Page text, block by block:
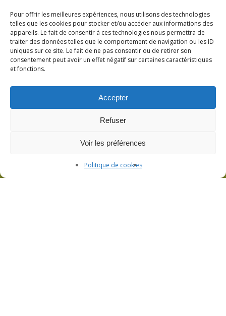
Pour offrir les meilleures expériences, nous utilisons des technologies
telles que les cookies pour stocker et/ou accéder aux informations des
appareils. Le fait de consentir à ces technologies nous permettra de
traiter des données telles que le comportement de navigation ou les ID
uniques sur ce site. Le fait de ne pas consentir ou de retirer son
consentement peut avoir un effet négatif sur certaines caractéristiques
et fonctions.
Accepter
Refuser
Voir les préférences
Politique de cookies
Véronique Meslay (EI)
L’adresse pour les soins sur rendez-vous
3bis Rue de Lorraine – 53200 Fromentières